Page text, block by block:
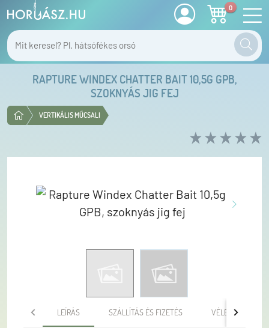
0
RAPTURE WINDEX CHATTER BAIT 10,5G GPB,
SZOKNYÁS JIG FEJ
VERTIKÁLIS MŰCSALI
LEÍRÁS SZÁLLÍTÁS ÉS FIZETÉS VÉLEMÉNYEK